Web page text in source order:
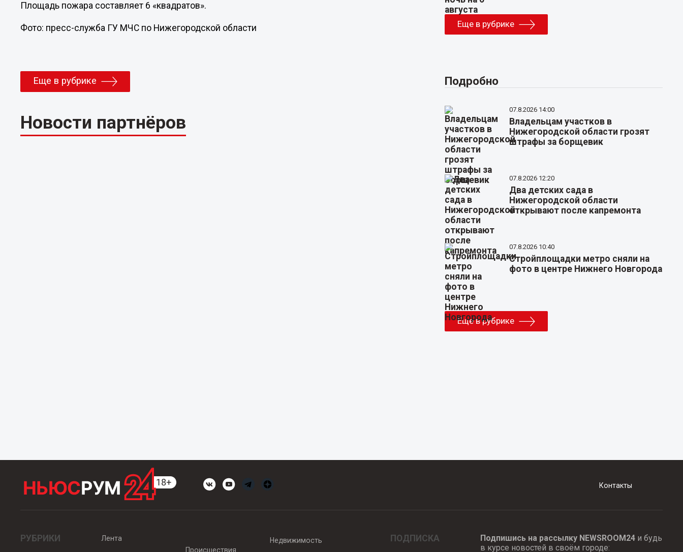
Площадь пожара составляет 6 «квадратов».
Фото: пресс-служба ГУ МЧС по Нижегородской области
Еще в рубрике
Новости партнёров
Еще в рубрике
Подробно
07.8.2026 14:00
Владельцам участков в
Нижегородской области грозят
штрафы за борщевик
07.8.2026 12:20
Два детских сада в
Нижегородской области
открывают после капремонта
07.8.2026 10:40
Стройплощадки метро сняли на
фото в центре Нижнего Новгорода
Еще в рубрике
Контакты
РУБРИКИ
Лента
Происшествия
Недвижимость ПОДПИСКА Подпишись на рассылку NEWSROOM24и будь
в курсе новостей в своём городе: